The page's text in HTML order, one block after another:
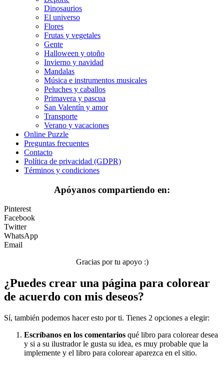
Frutas y vegetales
Halloween y otoño
Invierno y navidad
Mandalas
Música e instrumentos musicales
San Valentín y amor
Transporte
Verano y vacaciones
Libros para colorear para niños
Nezaradené
Sin categorizar
Dinosaurios
El universo
Flores
Frutas y vegetales
Gente
Halloween y otoño
Invierno y navidad
Mandalas
Música e instrumentos musicales
Peluches y caballos
Primavera y pascua
San Valentín y amor
Transporte
Verano y vacaciones
Online Puzzle
Preguntas frecuentes
Contacto
Política de privacidad (GDPR)
Términos y condiciones
Apóyanos compartiendo en:
Pinterest
Facebook
Twitter
WhatsApp
Email
Gracias por tu apoyo :)
¿Puedes crear una página para colorear
de acuerdo con mis deseos?
Sí, también podemos hacer esto por ti. Tienes 2 opciones a elegir:
Escríbanos en los comentarios qué libro para colorear desea
y si a su ilustrador le gusta su idea, es muy probable que la
implemente y el libro para colorear aparezca en el sitio.